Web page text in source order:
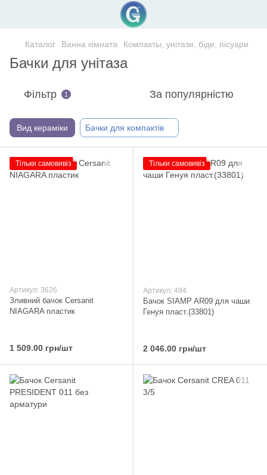
Каталог Ванна кімната Компакты, унітази, біде, пісуари
Бачки для унітаза
Фільтр 1 За популярністю
Вид кераміки Бачки для компактів
Тільки самовивіз
Артикул: 3626
Зливний бачок Cersanit
NIAGARA пластик
1 509.00 грн/шт
Тільки самовивіз
Артикул: 494
Бачок SIAMP AR09 для чаши
Генуя пласт.(33801)
2 046.00 грн/шт